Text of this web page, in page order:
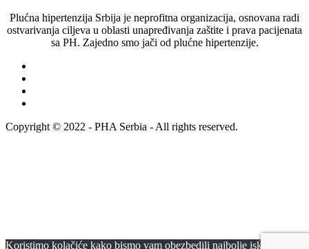
Plućna hipertenzija Srbija je neprofitna organizacija, osnovana radi
ostvarivanja ciljeva u oblasti unapređivanja zaštite i prava pacijenata
sa PH. Zajedno smo jači od plućne hipertenzije.
Copyright © 2022 - PHA Serbia - All rights reserved.
Koristimo kolačiće kako bismo vam obezbedili najbolje iskustvo na